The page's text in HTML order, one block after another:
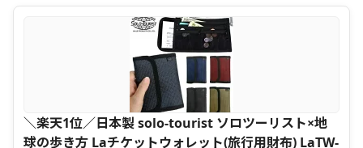
＼楽天1位／日本製 solo-tourist ソロツーリスト×地
球の歩き方 Laチケットウォレット(旅行用財布) LaTW-